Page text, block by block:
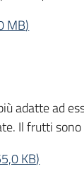
MB)
adatte ad
Il frutti
KB)